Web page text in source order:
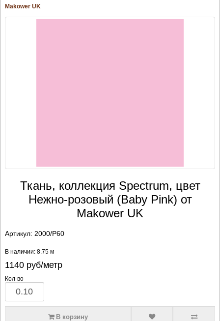
Makower UK
Ткань, коллекция Spectrum, цвет
Нежно-розовый (Baby Pink) от
Makower UK
Артикул: 2000/P60
В наличии: 8.75 м
1140руб/метр
Кол-во
В корзину